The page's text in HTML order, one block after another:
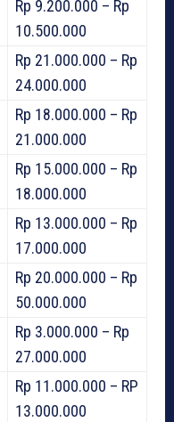
Rp 9.200.000 – Rp
10.500.000
Rp 21.000.000 – Rp
24.000.000
Rp 18.000.000 – Rp
21.000.000
Rp 15.000.000 – Rp
18.000.000
Rp 13.000.000 – Rp
17.000.000
Rp 20.000.000 – Rp
50.000.000
Rp 3.000.000 – Rp
27.000.000
Rp 11.000.000 – RP
13.000.000